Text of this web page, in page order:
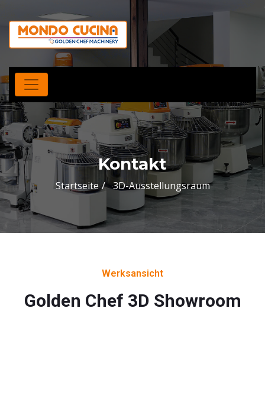
Kontakt
Startseite 3D-Ausstellungsraum
Werksansicht
Golden Chef 3D Showroom